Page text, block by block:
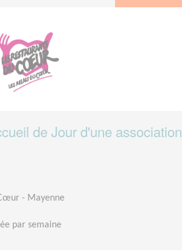
de Jour d'une association
- Mayenne
par semaine